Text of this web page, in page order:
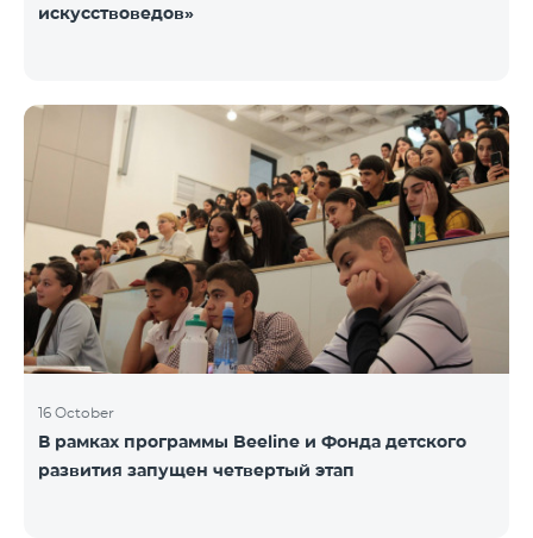
искусствоведов»
16 October
В рамках программы Beeline и Фонда детского
развития запущен четвертый этап